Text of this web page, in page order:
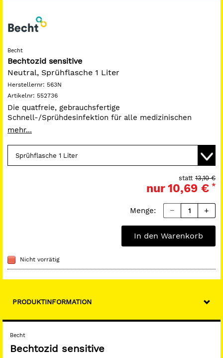
Becht
Bechtozid sensitive
Neutral, Sprühflasche 1 Liter
Herstellernr: 563N
Artikelnr: 552736
Die quatfreie, gebrauchsfertige
Schnell-/Sprühdesinfektion für alle medizinischen
Oberflächen. Materialschonend und Wirtschaftlich.
Minute (EN 13624/13727)
Wirkt tuberkulozid (M.terrea) in 5 Minuten unter hoher
organischer Belastung (EN 14348)
Inaktiviert HBV/HCV/HIV/BVDV/Vaccinia-Viren in 1
Mit geringem Alkoholgehlat (< 30 %)
mehr...
13,10 €
statt
nur10,69 € *
Menge:
In den Warenkorb
Nicht vorrätig
PRODUKTINFORMATION
Becht
Bechtozid sensitive